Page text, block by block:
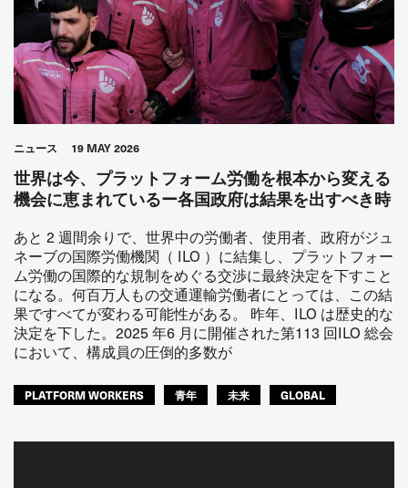
ニュース 19 MAY 2026
世界は今、プラットフォーム労働を根本から変える
機会に恵まれているー各国政府は結果を出すべき時
あと 2 週間余りで、世界中の労働者、使用者、政府がジュ
ネーブの国際労働機関（ ILO ）に結集し、プラットフォー
ム労働の国際的な規制をめぐる交渉に最終決定を下すこと
になる。何百万人もの交通運輸労働者にとっては、この結
果ですべてが変わる可能性がある。 昨年、ILO は歴史的な
決定を下した。2025 年6 月に開催された第113 回ILO 総会
において、構成員の圧倒的多数が
PLATFORM WORKERS 青年 未来 GLOBAL